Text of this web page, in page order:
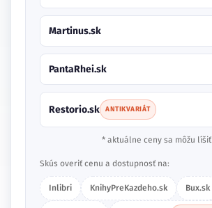
Martinus.sk
PantaRhei.sk
Restorio.sk ANTIKVARIÁT
* aktuálne ceny sa môžu líšiť
Skús overiť cenu a dostupnosť na:
Inlibri KnihyPreKazdeho.sk Bux.sk